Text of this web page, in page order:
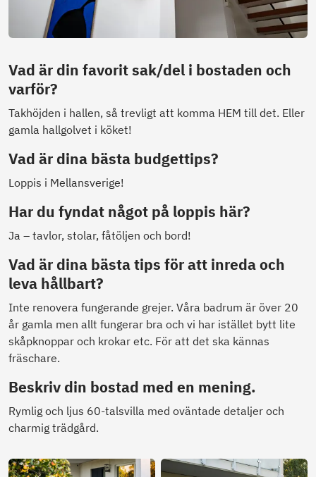
Vad är din favorit sak/del i bostaden och
varför?
Takhöjden i hallen, så trevligt att komma HEM till det. Eller
gamla hallgolvet i köket!
Vad är dina bästa budgettips?
Loppis i Mellansverige!
Har du fyndat något på loppis här?
Ja – tavlor, stolar, fåtöljen och bord!
Vad är dina bästa tips för att inreda och
leva hållbart?
Inte renovera fungerande grejer. Våra badrum är över 20
år gamla men allt fungerar bra och vi har istället bytt lite
skåpknoppar och krokar etc. För att det ska kännas
fräschare.
Beskriv din bostad med en mening.
Rymlig och ljus 60-talsvilla med oväntade detaljer och
charmig trädgård.